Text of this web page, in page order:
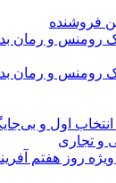
فروشنده
انتخاب اول و
و تجاری
روز هفتم